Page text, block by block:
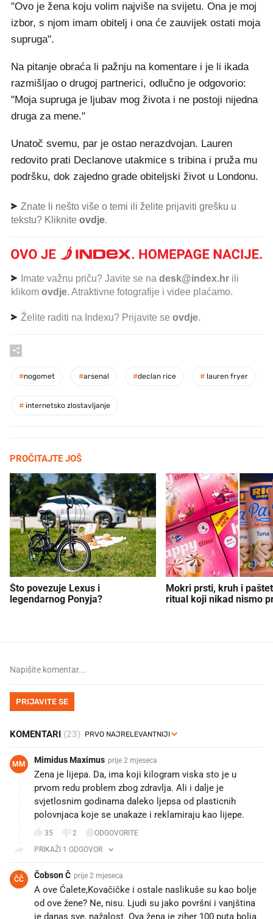
"Ovo je žena koju volim najviše na svijetu. Ona je moj
izbor, s njom imam obitelj i ona će zauvijek ostati moja
supruga".
Na pitanje obraća li pažnju na komentare i je li ikada
razmišljao o drugoj partnerici, odlučno je odgovorio:
"Moja supruga je ljubav mog života i ne postoji nijedna
druga za mene."
Unatoč svemu, par je ostao nerazdvojan. Lauren
redovito prati Declanove utakmice s tribina i pruža mu
podršku, dok zajedno grade obiteljski život u Londonu.
Znate li nešto više o temi ili želite prijaviti grešku u
tekstu? Kliknite ovdje.
Imate važnu priču? Javite se na desk@index.hr ili
klikom ovdje. Atraktivne fotografije i videe plaćamo.
Želite raditi na Indexu? Prijavite se ovdje.
#nogomet #arsenal #declan rice # lauren fryer
# internetsko zlostavljanje
PROČITAJTE JOŠ
Što povezuje Lexus i
legendarnog Ponyja?
Mokri prsti, kruh i
ritual koji nikad nismo
PRIJAVITE SE
KOMENTARI (23)
MM Mimidus Maximus prije 2 mjeseca
Zena je lijepa. Da, ima koji kilogram viska sto je u
prvom redu problem zbog zdravlja. Ali i dalje je
svjetlosnim godinama daleko ljepsa od plasticnih
polovnjaca koje se unakaze i reklamiraju kao lijepe.
35 2
ODGOVORITE
PRIKAŽI 1 ODGOVOR
ČČ Čobson Č prije 2 mjeseca
A ove Ćalete,Kovačičke i ostale naslikuše su kao bolje
od ove žene? Ne, nisu. Ljudi su jako površni i vanjština
je danas sve, nažalost. Ova žena je ziher 100 puta bolja